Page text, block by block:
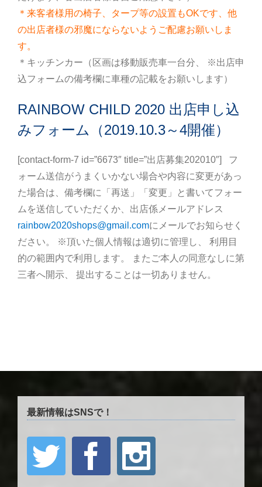
＊来客者様用の椅子、タープ等の設置もOKです、他
の出店者様の邪魔にならないようご配慮お願いしま
す。
＊キッチンカー（区画は移動販売車一台分、 ※出店申
込フォームの備考欄に車種の記載をお願いします）
RAINBOW CHILD 2020 出店申し込
みフォーム（2019.10.3～4開催）
[contact-form-7 id=”6673″ title=”出店募集202010″] フ
ォーム送信がうまくいかない場合や内容に変更があっ
た場合は、備考欄に「再送」「変更」と書いてフォー
ムを送信していただくか、出店係メールアドレス
rainbow2020shops@gmail.comにメールでお知らせく
ださい。 ※頂いた個人情報は適切に管理し、 利用目
的の範囲内で利用します。 またご本人の同意なしに第
三者へ開示、 提出することは一切ありません。
最新情報はSNSで！